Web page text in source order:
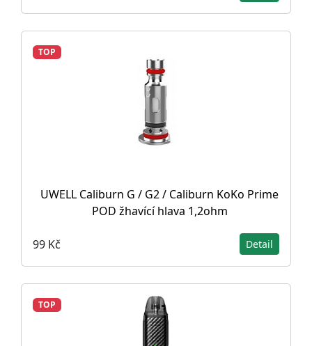
TOP
UWELL Caliburn G / G2 / Caliburn KoKo Prime
POD žhavící hlava 1,2ohm
99 Kč Detail
TOP